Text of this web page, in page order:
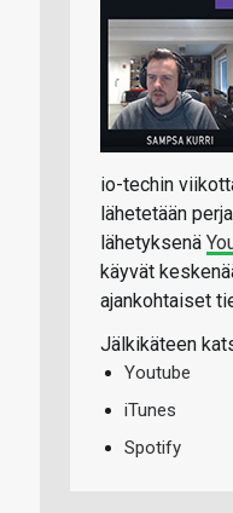
io-techin
lähetetään
lähetyksenä
käyvät
ajankohtaiset
Jälkikäteen
Youtube
iTunes
Spotify